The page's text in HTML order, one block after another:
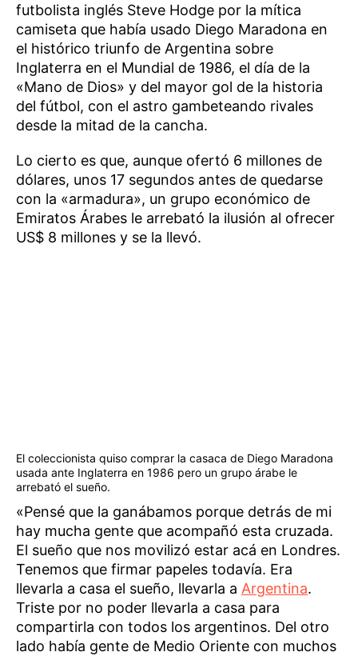
futbolista inglés Steve Hodge por la mítica
camiseta que había usado Diego Maradona en
el histórico triunfo de Argentina sobre
Inglaterra en el Mundial de 1986, el día de la
«Mano de Dios» y del mayor gol de la historia
del fútbol, con el astro gambeteando rivales
desde la mitad de la cancha.
Lo cierto es que, aunque ofertó 6 millones de
dólares, unos 17 segundos antes de quedarse
con la «armadura», un grupo económico de
Emiratos Árabes le arrebató la ilusión al ofrecer
US$ 8 millones y se la llevó.
El coleccionista quiso comprar la casaca de Diego Maradona
usada ante Inglaterra en 1986 pero un grupo árabe le
arrebató el sueño.
«Pensé que la ganábamos porque detrás de mi
hay mucha gente que acompañó esta cruzada.
El sueño que nos movilizó estar acá en Londres.
Tenemos que firmar papeles todavía. Era
llevarla a casa el sueño, llevarla a Argentina.
Triste por no poder llevarla a casa para
compartirla con todos los argentinos. Del otro
lado había gente de Medio Oriente con muchos